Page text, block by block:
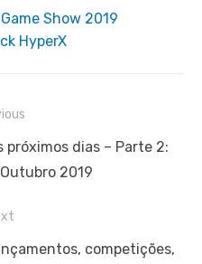
Show 2019
HyperX
dias – Parte 2:
2019
competições,